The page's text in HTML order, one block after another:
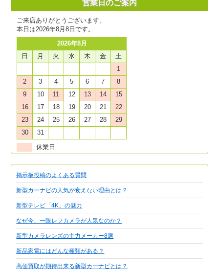
営業日のご案内
ご来店ありがとうございます。
本日は2026年8月8日です。
2026年8月
日
月 火 水 木 金
土
1
2
3 4 5 6 7
8
9
10 11 12 13 14
15
16
17 18 19 20 21
22
23
24 25 26 27 28
29
30
31
休業日
掲示板投稿のよくある質問
新型カーナビの人気が衰えない理由とは？
新型テレビ「4K」の魅力
なぜ今、一眼レフカメラが人気なのか？
新型カメラレンズの主力メーカー8選
新品家電にはどんな種類がある？
高価買取が期待出来る新型カーナビとは？